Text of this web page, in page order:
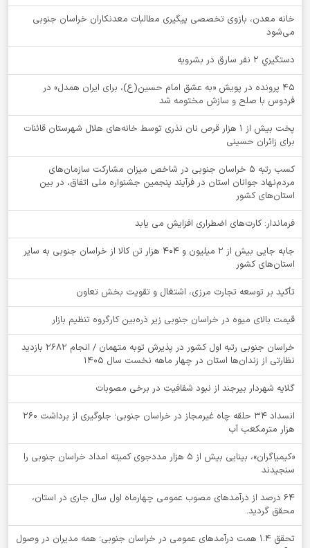
خانه معدن، بازوی تخصصی پیگیری مطالبات معدنکاران خراسان جنوبی
می‌شود
دستگيري 2 نفر سارق در بشرويه
۴۵ پرونده در پویش «به عشق امام حسین(ع)، برای ایران همدل» در
فردوس با صلح و سازش مختومه شد
پخت بیش از 1 هزار قرص نان نذری توسط خانه‌های هلال شهرستان قائنات
برای زائران حسینی
کسب رتبه ۵ خراسان جنوبی در شاخص میزان مشارکت سازمان‌های
مردم‌نهاد جوانان استان در فرآیند پنجمین جشنواره ملی اتفاق، در بین
استان‌های کشور
فرماندار: کارت‌های اضطراری افزایش می یابد
جابه جایی بیش از 2 میلیون و 404 هزار تن کالا از خراسان جنوبی به سایر
استان‌های کشور
تأکید بر توسعه تجارت مرزی، اشتغال و تقویت بخش تعاون
قیمت بالای میوه در خراسان جنوبی زیر ذره‌بین کارگروه تنظیم بازار
خراسان جنوبی رتبه اول کشور در پذیرش توبه متهمان / انجام ۲۶۸۲ بازدید
نظارتی از زندان‌ها استان در چهار ماهه نخست سال 1405
گلایه شهردار بیرجند از نبود شفافیت در برخی مصوبات
انسداد ۳۴ حلقه چاه غیرمجاز در خراسان جنوبی؛ جلوگیری از برداشت ۲۶۰
هزار مترمکعب آب
«کیمیاگران»، بینایی بیش از ۵ هزار مددجوی کمیته امداد خراسان جنوبی را
سنجیدند
64 درصد از درآمدهای مصوب عمومی چهارماه اول سال جاری در استان،
محقق گردید.
تحقق ۱.۴ همت درآمدهای عمومی در خراسان جنوبی؛ همه مدیران در وصول